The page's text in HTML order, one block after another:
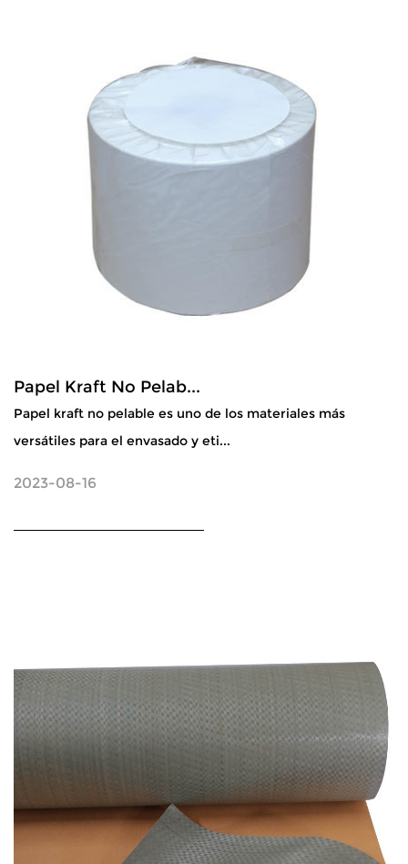
Papel Kraft No Pelab...
Papel kraft no pelable es uno de los materiales más
versátiles para el envasado y eti...
2023-08-16